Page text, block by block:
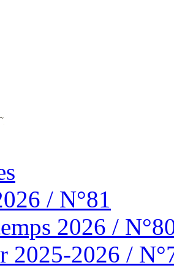
/ N°81
2026 /
2025-2026 /